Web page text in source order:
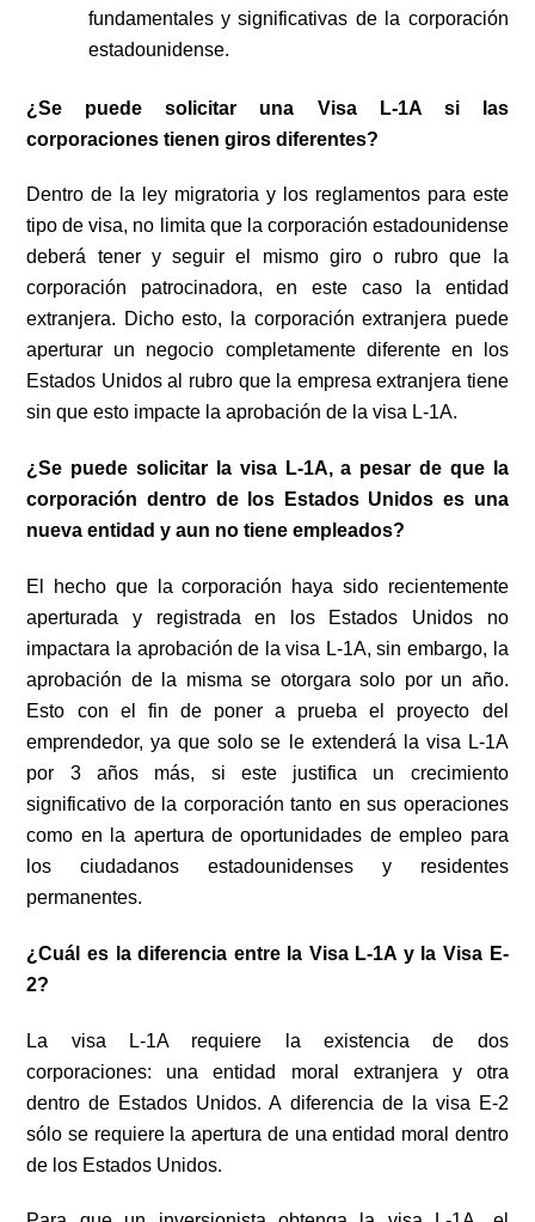
fundamentales y significativas de la corporación
estadounidense.
¿Se puede solicitar una Visa L-1A si las
corporaciones tienen giros diferentes?
Dentro de la ley migratoria y los reglamentos para este
tipo de visa, no limita que la corporación estadounidense
deberá tener y seguir el mismo giro o rubro que la
corporación patrocinadora, en este caso la entidad
extranjera. Dicho esto, la corporación extranjera puede
aperturar un negocio completamente diferente en los
Estados Unidos al rubro que la empresa extranjera tiene
sin que esto impacte la aprobación de la visa L-1A.
¿Se puede solicitar la visa L-1A, a pesar de que la
corporación dentro de los Estados Unidos es una
nueva entidad y aun no tiene empleados?
El hecho que la corporación haya sido recientemente
aperturada y registrada en los Estados Unidos no
impactara la aprobación de la visa L-1A, sin embargo, la
aprobación de la misma se otorgara solo por un año.
Esto con el fin de poner a prueba el proyecto del
emprendedor, ya que solo se le extenderá la visa L-1A
por 3 años más, si este justifica un crecimiento
significativo de la corporación tanto en sus operaciones
como en la apertura de oportunidades de empleo para
los ciudadanos estadounidenses y residentes
permanentes.
¿Cuál es la diferencia entre la Visa L-1A y la Visa E-
2?
La visa L-1A requiere la existencia de dos
corporaciones: una entidad moral extranjera y otra
dentro de Estados Unidos. A diferencia de la visa E-2
sólo se requiere la apertura de una entidad moral dentro
de los Estados Unidos.